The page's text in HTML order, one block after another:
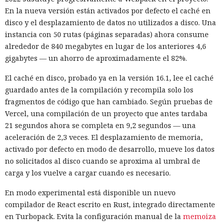
En la nueva versión están activados por defecto el caché en
disco y el desplazamiento de datos no utilizados a disco. Una
instancia con 50 rutas (páginas separadas) ahora consume
alrededor de 840 megabytes en lugar de los anteriores 4,6
gigabytes — un ahorro de aproximadamente el 82%.
El caché en disco, probado ya en la versión 16.1, lee el caché
guardado antes de la compilación y recompila solo los
fragmentos de código que han cambiado. Según pruebas de
Vercel, una compilación de un proyecto que antes tardaba
21 segundos ahora se completa en 9,2 segundos — una
aceleración de 2,3 veces. El desplazamiento de memoria,
activado por defecto en modo de desarrollo, mueve los datos
no solicitados al disco cuando se aproxima al umbral de
carga y los vuelve a cargar cuando es necesario.
En modo experimental está disponible un nuevo
compilador de React escrito en Rust, integrado directamente
en Turbopack. Evita la configuración manual de la memoiza